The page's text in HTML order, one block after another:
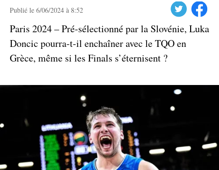
Publié le 6/06/2024 à 8:52 Facebook
Paris 2024 – Pré-sélectionné par la Slovénie, Luka
Doncic pourra-t-il enchaîner avec le TQO en
Grèce, même si les Finals s’éternisent ?